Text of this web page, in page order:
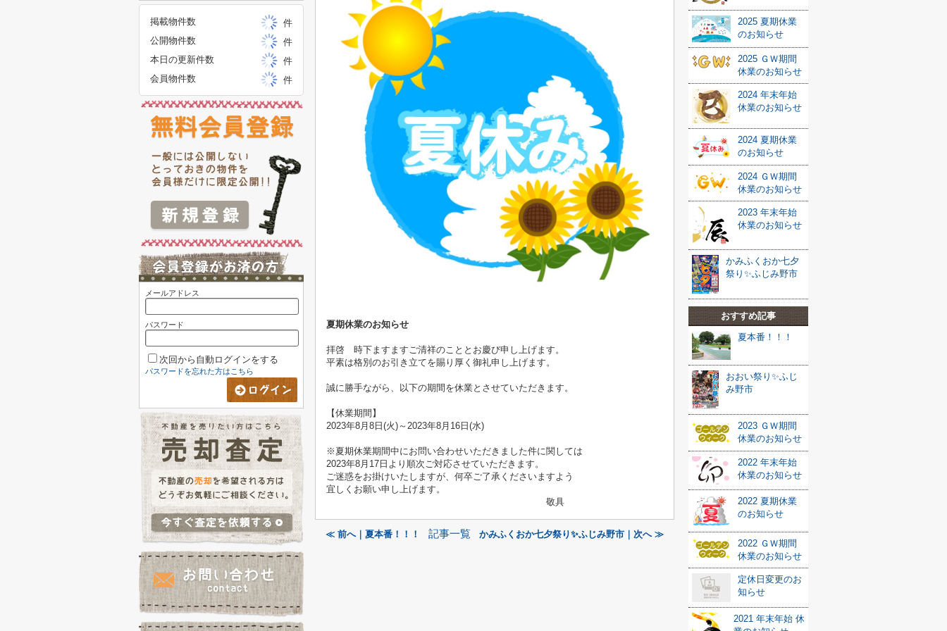
夏期休業のお知らせ
拝啓 時下ますますご清祥のこととお慶び申し上げます。
平素は格別のお引き立てを賜り厚く御礼申し上げます。
誠に勝手ながら、以下の期間を休業とさせていただきます。
【休業期間】
2023年8月8日(火)～2023年8月16日(水)
※夏期休業期間中にお問い合わせいただきました件に関しては
2023年8月17日より順次ご対応させていただきます。
ご迷惑をお掛けいたしますが、何卒ご了承くださいますよう
宜しくお願い申し上げます。
敬具
≪ 前へ｜夏本番！！！ 記事一覧 かみふくおか七夕祭り✨ふじみ野市｜次へ ≫
2025 夏期休業
のお知らせ
2025 ＧＷ期間
休業のお知らせ
2024 年末年始
休業のお知らせ
2024 夏期休業
のお知らせ
2024 ＧＷ期間
休業のお知らせ
2023 年末年始
休業のお知らせ
かみふくおか七夕
祭り✨ふじみ野市
おすすめ記事
夏本番！！！
おおい祭り✨ふじ
み野市
2023 ＧＷ期間
休業のお知らせ
2022 年末年始
休業のお知らせ
2022 夏期休業
のお知らせ
2022 ＧＷ期間
休業のお知らせ
定休日変更のお
知らせ
2021 年末年始 休
掲載物件数
件
公開物件数
件
本日の更新件数
件
会員物件数
件
メールアドレス
パスワード
次回から自動ログインをする
パスワードを忘れた方はこちら